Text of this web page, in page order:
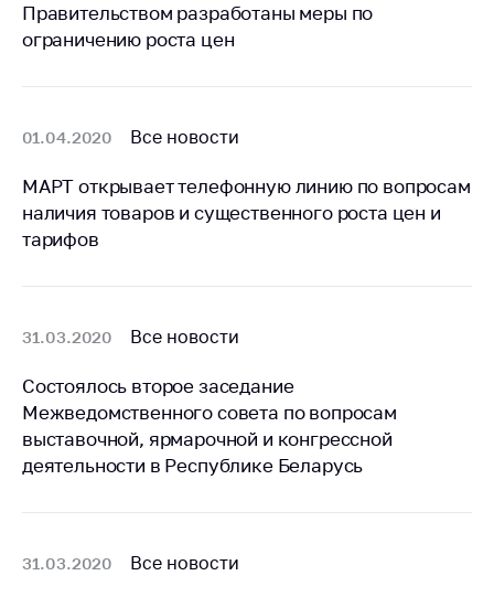
Торговля и услуги
Регулирование и
потребителей
Регулирование
рекламной
деятельности
Применение мер
Биржевая торговля
Выставочная
деятельность в
Защита
Правительством разработаны меры по
ограничению роста цен
01.04.2020 Все новости
МАРТ открывает телефонную линию по вопросам
наличия товаров и существенного роста цен и
тарифов
31.03.2020 Все новости
Состоялось второе заседание
Межведомственного совета по вопросам
выставочной, ярмарочной и конгрессной
деятельности в Республике Беларусь
31.03.2020 Все новости